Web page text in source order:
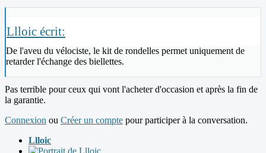
Llloic écrit:
De l'aveu du vélociste, le kit de rondelles permet uniquement de
retarder l'échange des biellettes.
Pas terrible pour ceux qui vont l'acheter d'occasion et après la fin de
la garantie.
Connexion ou Créer un compte pour participer à la conversation.
Llloic